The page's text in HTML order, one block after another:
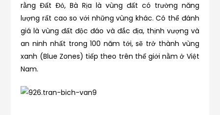
rằng Đất Đỏ, Bà Rịa là vùng đất có trường năng
lượng rất cao so với những vùng khác. Có thể đánh
giá là vùng đất độc đáo và đắc địa, thịnh vượng và
an ninh nhất trong 100 năm tới, sẽ trở thành vùng
xanh (Blue Zones) tiếp theo trên thế giới nằm ở Việt
Nam.